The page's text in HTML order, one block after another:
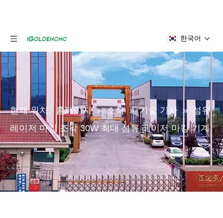
한국어
현재 위치: 홈페이지 » 소식 » 기술 기사 » 섬유
레이저 마킹 조각 30W 최대 섬유 레이저 마킹 기계